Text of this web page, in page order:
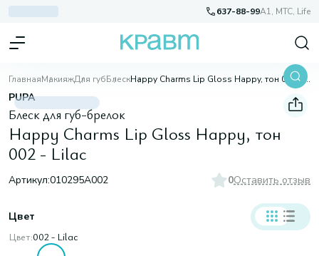
637-88-99A1, МТС, Life
ГлавнаяМакияжДля губБлеск Happy Charms Lip Gloss Happy, тон 002 - Lilac
PUPA
Блеск для губ-брелок
Happy Charms Lip Gloss Happy, тон
002 - Lilac
Артикул:010295A002 0Оставить отзыв
Цвет
Цвет:002 - Lilac